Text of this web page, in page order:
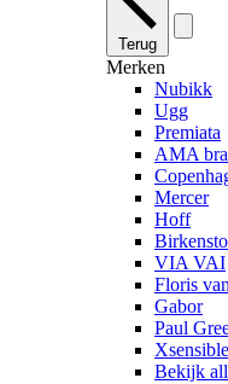
Terug
Merken
Nubikk
Ugg
Premiata
AMA
Mercer
Hoff
VIA VAI
Floris
Gabor
Paul
Bekijk